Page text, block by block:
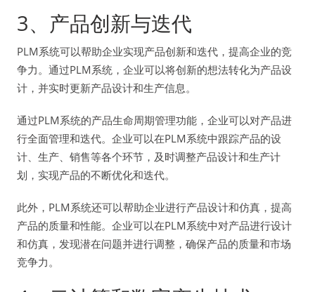
3、产品创新与迭代
PLM系统可以帮助企业实现产品创新和迭代，提高企业的竞
争力。通过PLM系统，企业可以将创新的想法转化为产品设
计，并实时更新产品设计和生产信息。
通过PLM系统的产品生命周期管理功能，企业可以对产品进
行全面管理和迭代。企业可以在PLM系统中跟踪产品的设
计、生产、销售等各个环节，及时调整产品设计和生产计
划，实现产品的不断优化和迭代。
此外，PLM系统还可以帮助企业进行产品设计和仿真，提高
产品的质量和性能。企业可以在PLM系统中对产品进行设计
和仿真，发现潜在问题并进行调整，确保产品的质量和市场
竞争力。